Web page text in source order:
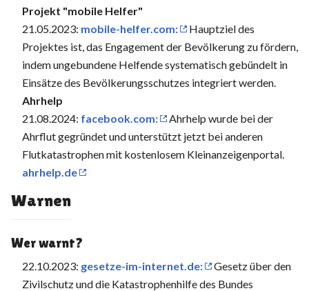
Projekt "mobile Helfer"
21.05.2023: mobile-helfer.com:
Hauptziel des
Projektes ist, das Engagement der Bevölkerung zu fördern,
indem ungebundene Helfende systematisch gebündelt in
Einsätze des Bevölkerungsschutzes integriert werden.
Ahrhelp
21.08.2024: facebook.com:
Ahrhelp wurde bei der
Ahrflut gegründet und unterstützt jetzt bei anderen
Flutkatastrophen mit kostenlosem Kleinanzeigenportal.
ahrhelp.de
Warnen
Wer warnt?
22.10.2023: gesetze-im-internet.de:
Gesetz über den
Zivilschutz und die Katastrophenhilfe des Bundes